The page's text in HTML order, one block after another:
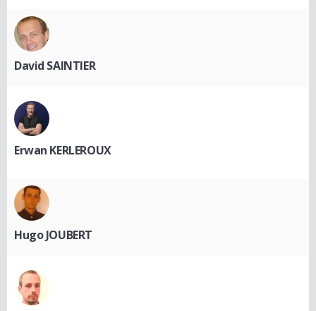
David SAINTIER
Erwan KERLEROUX
Hugo JOUBERT